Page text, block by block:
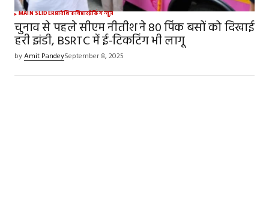
MAIN SLIDERप्रादेशिकबिहारब्रेकिंग न्यूज़
चुनाव से पहले सीएम नीतीश ने 80 पिंक बसों को दिखाई
हरी झंडी, BSRTC में ई-टिकटिंग भी लागू
byAmit PandeySeptember 8, 2025